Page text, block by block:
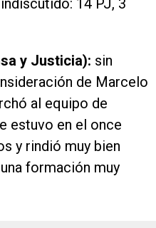
14 PJ, 3
y Justicia): sin
de Marcelo
al equipo de
estuvo en el once
y rindió muy bien
formación muy